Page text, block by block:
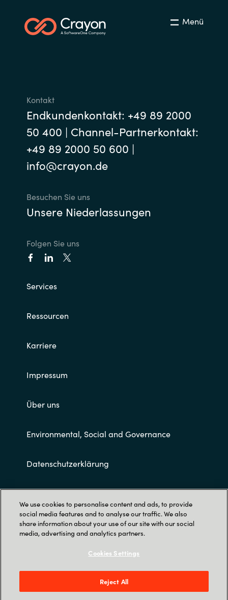
Serbia
Slovenia
Singapore
Menü
Kontakt
Endkundenkontakt: +49 89 2000
50 400 | Channel-Partnerkontakt:
+49 89 2000 50 600 |
info@crayon.de
Besuchen Sie uns
Unsere Niederlassungen
Folgen Sie uns
Services
Ressourcen
Karriere
Impressum
Über uns
Environmental, Social and Governance
Datenschutzerklärung
Allgemeine Geschäftsbedingungen
Crayon Deutschland GmbH |
We use cookies to personalise content and ads, to provide
social media features and to analyse our traffic. We also
share information about your use of our site with our social
media, advertising and analytics partners.
Cookies Settings
Reject All